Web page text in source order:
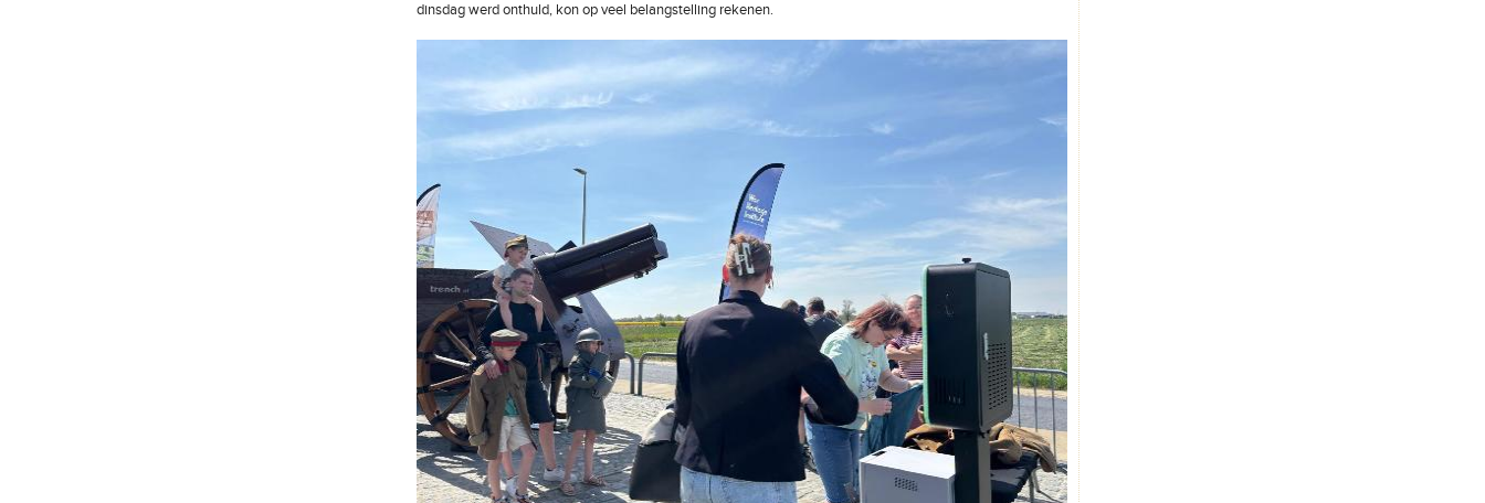
dinsdag werd onthuld, kon op veel belangstelling rekenen.